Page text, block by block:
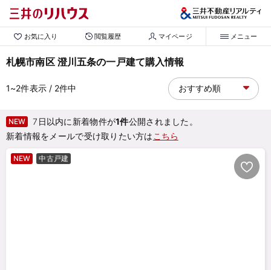
お気に入り 閲覧履歴 マイページ メニュー
札幌市南区 澄川五条の一戸建て購入情報
1~2件表示/ 2件中
NEW 7日以内に新着物件が1件公開されました。
新着情報をメールで受け取りたい方は こちら
NEW 中古戸建